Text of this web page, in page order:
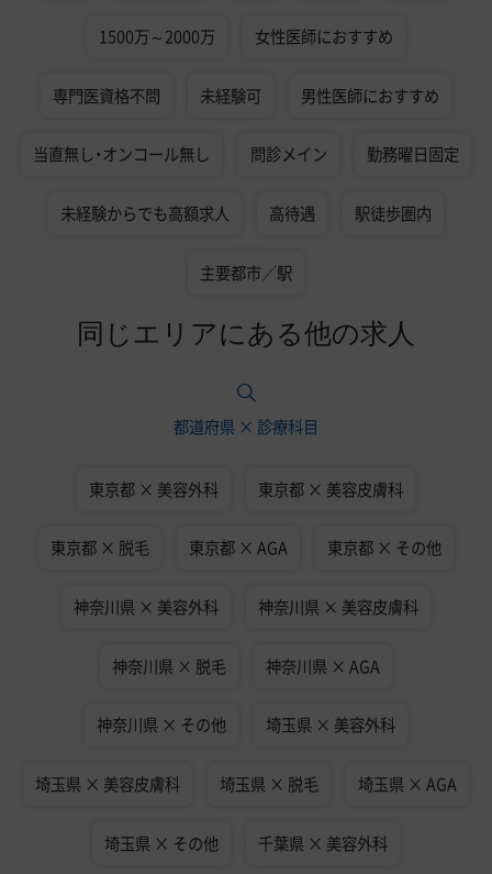
1500万～2000万 女性医師におすすめ
専門医資格不問 未経験可 男性医師におすすめ
当直無し・オンコール無し 問診メイン 勤務曜日固定
未経験からでも高額求人 高待遇 駅徒歩圏内
主要都市／駅
同じエリアにある他の求人
都道府県 × 診療科目
東京都 × 美容外科 東京都 × 美容皮膚科
東京都 × 脱毛 東京都 × AGA 東京都 × その他
神奈川県 × 美容外科 神奈川県 × 美容皮膚科
神奈川県 × 脱毛 神奈川県 × AGA
神奈川県 × その他 埼玉県 × 美容外科
埼玉県 × 美容皮膚科 埼玉県 × 脱毛 埼玉県 × AGA
埼玉県 × その他 千葉県 × 美容外科